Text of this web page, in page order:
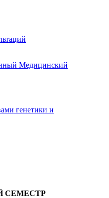
Медицинский
генетики и
СЕМЕСТР